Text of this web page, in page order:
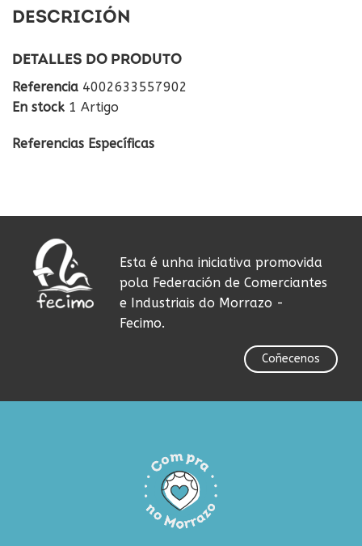
DESCRICIÓN
DETALLES DO PRODUTO
Referencia 4002633557902
En stock 1 Artigo
Referencias Específicas
Esta é unha iniciativa promovida
pola Federación de Comerciantes
e Industriais do Morrazo -
Fecimo.
Coñecenos